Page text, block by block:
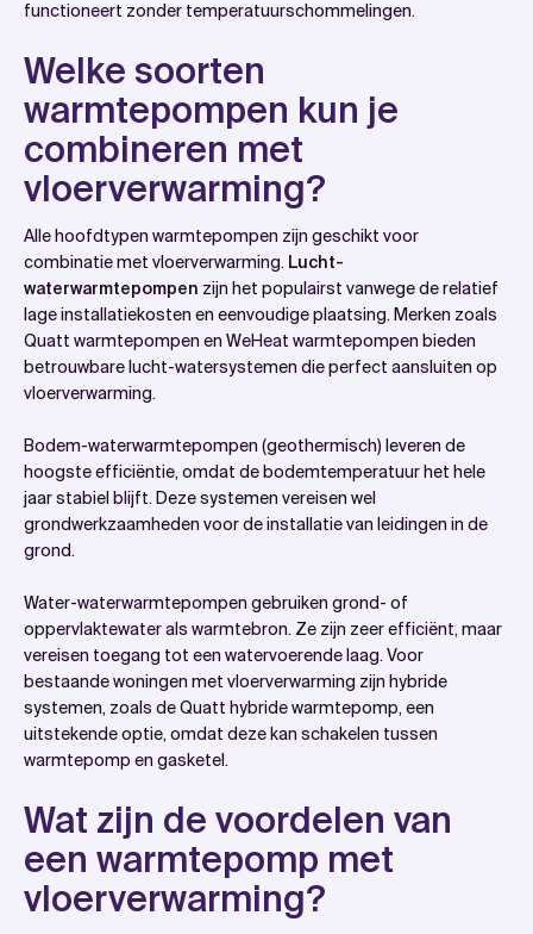
functioneert zonder temperatuurschommelingen.
Welke soorten
warmtepompen kun je
combineren met
vloerverwarming?
Alle hoofdtypen warmtepompen zijn geschikt voor
combinatie met vloerverwarming. Lucht-
waterwarmtepompen zijn het populairst vanwege de relatief
lage installatiekosten en eenvoudige plaatsing. Merken zoals
Quatt warmtepompen en WeHeat warmtepompen bieden
betrouwbare lucht-watersystemen die perfect aansluiten op
vloerverwarming.
Bodem-waterwarmtepompen (geothermisch) leveren de
hoogste efficiëntie, omdat de bodemtemperatuur het hele
jaar stabiel blijft. Deze systemen vereisen wel
grondwerkzaamheden voor de installatie van leidingen in de
grond.
Water-waterwarmtepompen gebruiken grond- of
oppervlaktewater als warmtebron. Ze zijn zeer efficiënt, maar
vereisen toegang tot een watervoerende laag. Voor
bestaande woningen met vloerverwarming zijn hybride
systemen, zoals de Quatt hybride warmtepomp, een
uitstekende optie, omdat deze kan schakelen tussen
warmtepomp en gasketel.
Wat zijn de voordelen van
een warmtepomp met
vloerverwarming?